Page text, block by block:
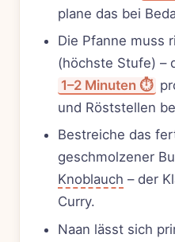
plane das bei
Die Pfanne muss
(höchste Stufe) –
1–2 Minuten ⏱️
und Röststellen
Bestreiche das
geschmolzener
Knoblauch – der
Curry.
Naan lässt sich